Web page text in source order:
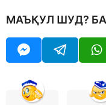
МАЪҚУЛ ШУД?